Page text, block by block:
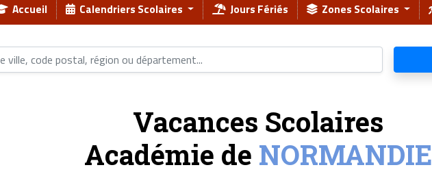
Accueil Calendriers Scolaires Jours Fériés Zones Scolaires
Vacances Scolaires
Académie de NORMANDIE